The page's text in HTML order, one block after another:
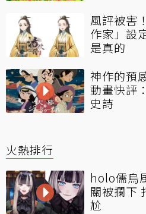
風評被害
作家」設
是真的
神作的預
動畫快評
史詩
火熱排行
holo儒烏
關被攔下
尬